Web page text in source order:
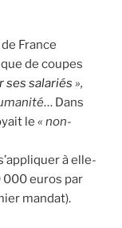
France
de coupes
ses salariés »,
… Dans
le « non-
à elle-
000 euros par
mandat).